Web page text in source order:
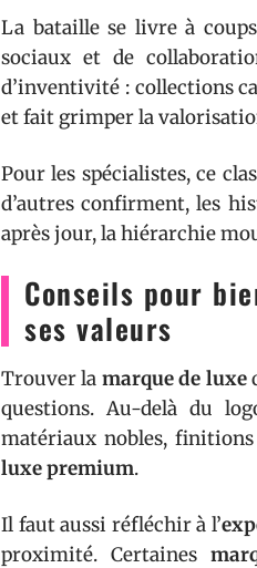
La bataille se livre à
sociaux et de
d’inventivité : collections
et fait grimper la
Pour les spécialistes, ce
d’autres confirment, les
après jour, la hiérarchie
Conseils pour
ses valeurs
Trouver la marque de luxe
questions. Au-delà du
matériaux nobles,
luxe premium.
Il faut aussi réfléchir à l’
proximité. Certaines